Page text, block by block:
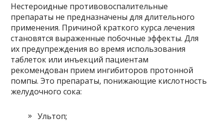
Нестероидные противовоспалительные
препараты не предназначены для длительного
применения. Причиной краткого курса лечения
становятся выраженные побочные эффекты. Для
их предупреждения во время использования
таблеток или инъекций пациентам
рекомендован прием ингибиторов протонной
помпы. Это препараты, понижающие кислотность
желудочного сока:
Ультоп;